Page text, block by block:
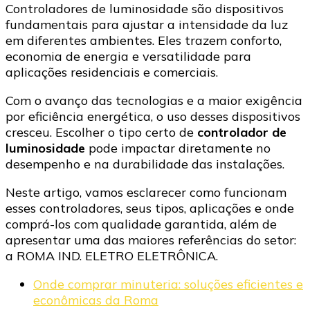
Controladores de luminosidade são dispositivos
fundamentais para ajustar a intensidade da luz
em diferentes ambientes. Eles trazem conforto,
economia de energia e versatilidade para
aplicações residenciais e comerciais.
Com o avanço das tecnologias e a maior exigência
por eficiência energética, o uso desses dispositivos
cresceu. Escolher o tipo certo de controlador de
luminosidade pode impactar diretamente no
desempenho e na durabilidade das instalações.
Neste artigo, vamos esclarecer como funcionam
esses controladores, seus tipos, aplicações e onde
comprá-los com qualidade garantida, além de
apresentar uma das maiores referências do setor:
a ROMA IND. ELETRO ELETRÔNICA.
Onde comprar minuteria: soluções eficientes e
econômicas da Roma